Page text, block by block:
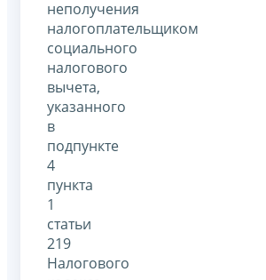
неполучения
налогоплательщиком
социального
налогового
вычета,
указанного
в
подпункте
4
пункта
1
статьи
219
Налогового